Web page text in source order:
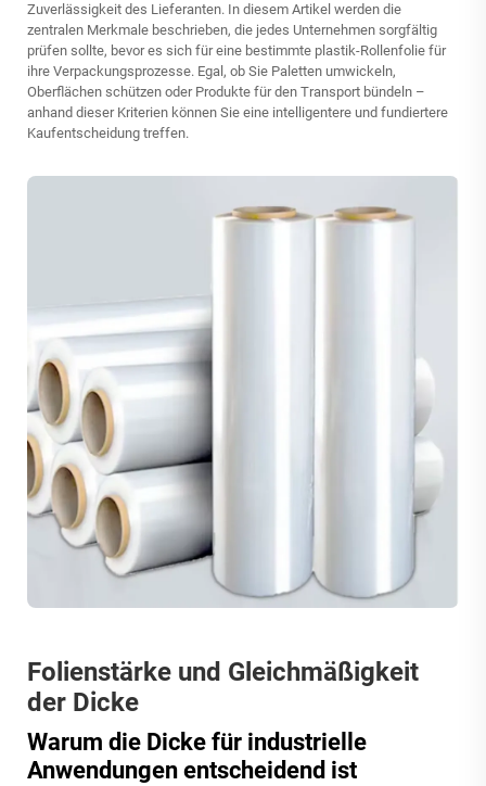
Zuverlässigkeit des Lieferanten. In diesem Artikel werden die
zentralen Merkmale beschrieben, die jedes Unternehmen sorgfältig
prüfen sollte, bevor es sich für eine bestimmte plastik-Rollenfolie für
ihre Verpackungsprozesse. Egal, ob Sie Paletten umwickeln,
Oberflächen schützen oder Produkte für den Transport bündeln –
anhand dieser Kriterien können Sie eine intelligentere und fundiertere
Kaufentscheidung treffen.
Folienstärke und Gleichmäßigkeit
der Dicke
Warum die Dicke für industrielle
Anwendungen entscheidend ist